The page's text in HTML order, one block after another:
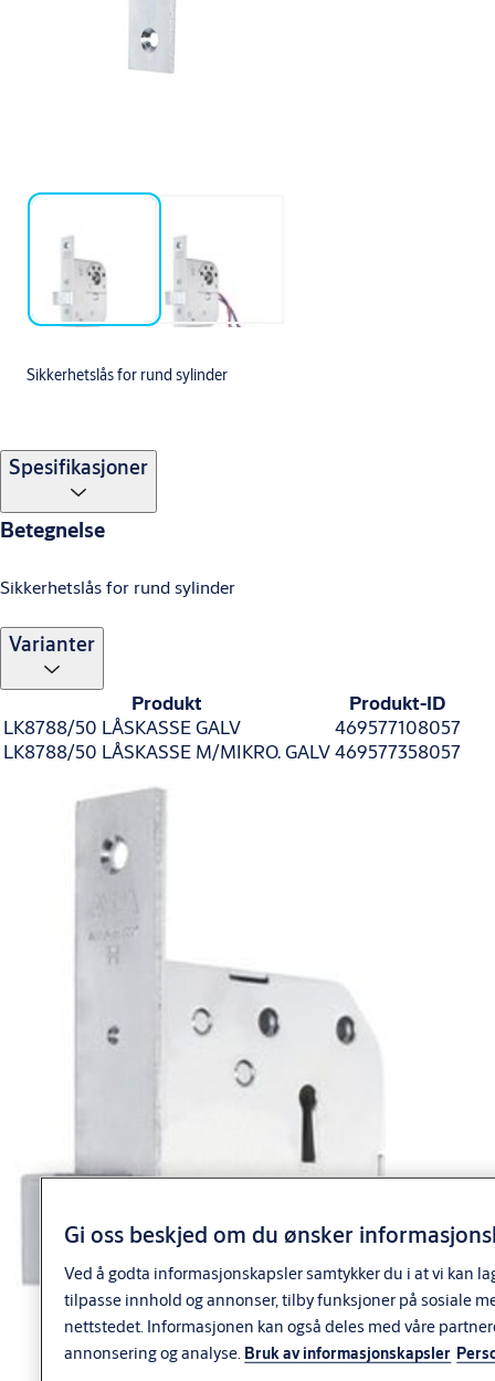
Sikkerhetslås for rund sylinder
Spesifikasjoner
Betegnelse
Sikkerhetslås for rund sylinder
Varianter
Produkt
Produkt-ID
LK8788/50 LÅSKASSE GALV
469577108057
LK8788/50 LÅSKASSE M/MIKRO. GALV469577358057
Gi oss beskjed om du ønsker
Ved å godta informasjonskapsler samtykker du i at vi kan
tilpasse innhold og annonser, tilby funksjoner på sosiale
nettstedet. Informasjonen kan også deles med våre
annonsering og analyse. Bruk av informasjonskapsler